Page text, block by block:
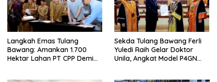
Langkah Emas Tulang
Bawang: Amankan 1.700
Hektar Lahan PT CPP Demi
Sekda Tulang Bawang Ferli
Yuledi Raih Gelar Doktor
Unila, Angkat Model P4GN